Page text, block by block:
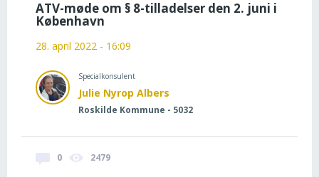
ATV-møde om § 8-tilladelser den 2. juni i
København
28. april 2022 - 16:09
Specialkonsulent
Julie Nyrop Albers
Roskilde Kommune - 5032
0 2479